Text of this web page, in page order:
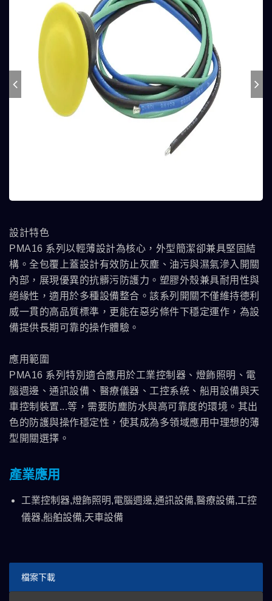
設計特色
PMA16 系列以輕薄設計為核心，外型簡潔卻兼具堅固結
構。全包覆上蓋設計有效防止灰塵、油污與濕氣滲入開關
內部，展現優異的抗髒污防護力。塑膠外殼兼具耐用性與
絕緣性，適用於多種設備整合。該系列開關不僅維持德利
威一貫的高品質標準，更能在惡劣條件下穩定運作，為設
備提供長期可靠的操作體驗。
應用範圍
PMA16 系列特別適合應用於工業控制器、燈飾照明、電
腦週邊、通訊設備、醫療儀器、工控系統、船用設備與天
車控制裝置...等，需要防塵防水與高可靠度的環境。其出
色的防護與操作穩定性，使其成為多領域應用中理想的薄
型開關選擇。
產業應用
工業控制器,燈飾照明,電腦週邊,通訊設備,醫療設備,工控
儀器,船舶設備,天車設備
檔案下載